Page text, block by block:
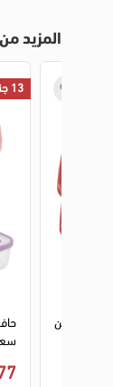
المزيد
13 جنيه خصم
77
بوكس من